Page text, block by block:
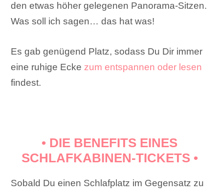
den etwas höher gelegenen Panorama-Sitzen.
Was soll ich sagen… das hat was!
Es gab genügend Platz, sodass Du Dir immer
eine ruhige Eckezum entspannen oder lesen
findest.
• DIE BENEFITS EINES
SCHLAFKABINEN-TICKETS •
Sobald Du einen Schlafplatz im Gegensatz zu